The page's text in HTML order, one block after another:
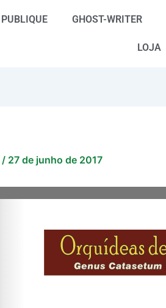
PUBLIQUE GHOST-WRITER
LOJA
/ 27 de junho de 2017